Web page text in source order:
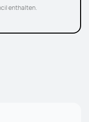
enthalten.